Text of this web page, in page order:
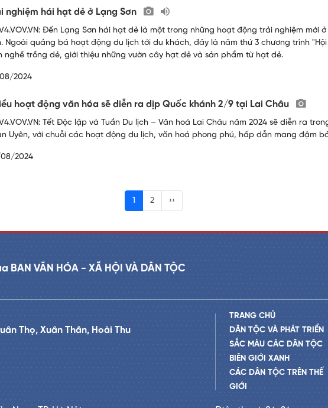
nghiệm hái hạt dẻ ở Lạng Sơn
Đến Lạng Sơn hái hạt dẻ là một trong những hoạt động trải nghiệm mới
Ngoài quảng bá hoạt động du lịch tới du khách, đây là năm thứ 3 chương trình
nghề trồng dẻ, giới thiệu những vườn cây hạt dẻ và sản phẩm từ hạt dẻ.
2024
hoạt động văn hóa sẽ diễn ra dịp Quốc khánh 2/9 tại Lai Châu
Tết Độc lập và Tuần Du lịch – Văn hoá Lai Châu năm 2024 sẽ diễn ra
Uyên, với chuỗi các hoạt động du lịch, văn hoá phong phú, hấp dẫn mang đậm
2024
1 2 ››
BAN VĂN HÓA - XÃ HỘI VÀ DÂN TỘC
Thọ, Xuân Thân, Hoài Thu
TRANG CHỦ
DÂN TỘC VÀ PHÁT TRIỂN
SẮC MÀU CÁC DÂN TỘC
BIÊN GIỚI XANH
CÁC DÂN TỘC TRÊN THẾ
GIỚI